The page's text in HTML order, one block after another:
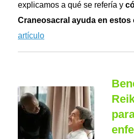
explicamos a qué se refería y
Craneosacral ayuda en estos
artículo